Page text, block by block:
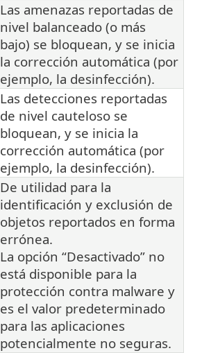
Las amenazas reportadas de
nivel balanceado (o más
bajo) se bloquean, y se inicia
la corrección automática (por
ejemplo, la desinfección).
Las detecciones reportadas
de nivel cauteloso se
bloquean, y se inicia la
corrección automática (por
ejemplo, la desinfección).
De utilidad para la
identificación y exclusión de
objetos reportados en forma
errónea.
La opción “Desactivado” no
está disponible para la
protección contra malware y
es el valor predeterminado
para las aplicaciones
potencialmente no seguras.